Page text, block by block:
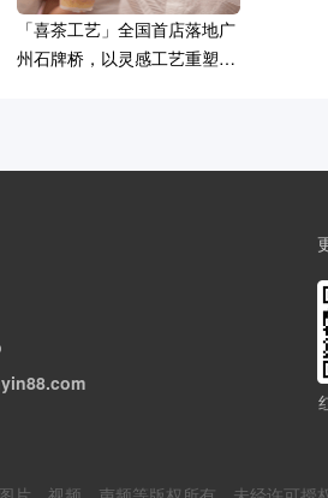
「喜茶工艺」全国首店落地广
州石牌桥，以灵感工艺重塑风